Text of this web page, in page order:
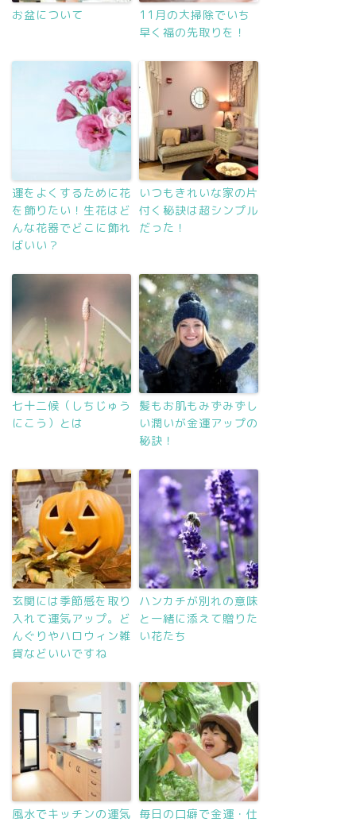
お盆について
11月の大掃除でいち
早く福の先取りを！
運をよくするために花
を飾りたい！生花はど
んな花器でどこに飾れ
ばいい？
いつもきれいな家の片
付く秘訣は超シンプル
だった！
七十二候（しちじゅう
にこう）とは
髪もお肌もみずみずし
い潤いが金運アップの
秘訣！
玄関には季節感を取り
入れて運気アップ。ど
んぐりやハロウィン雑
貨などいいですね
ハンカチが別れの意味
と一緒に添えて贈りた
い花たち
風水でキッチンの運気
毎日の口癖で金運・仕